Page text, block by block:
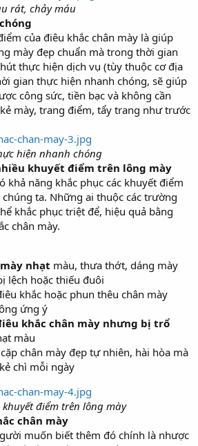
rát, chảy máu
của điêu khắc chân mày là giúp
mày đẹp chuẩn mà trong thời gian
thực hiện dịch vụ (tùy thuộc cơ địa
gian thực hiện nhanh chóng, sẽ giúp
công sức, tiền bạc và không cần
mày, trang điểm, tẩy trang như trước
hiện nhanh chóng
khuyết điểm trên lông mày
khả năng khắc phục các khuyết điểm
ta. Những ai thuộc các trường
khắc phục triệt để, hiệu quả bằng
chân mày.
nhạt màu, thưa thớt, dáng mày
lệch hoặc thiếu đuôi
khắc hoặc phun thêu chân mày
ứng ý
khắc chân mày nhưng bị trổ
màu
chân mày đẹp tự nhiên, hài hòa mà
chì mỗi ngày
điểm trên lông mày
chân mày
muốn biết thêm đó chính là nhược